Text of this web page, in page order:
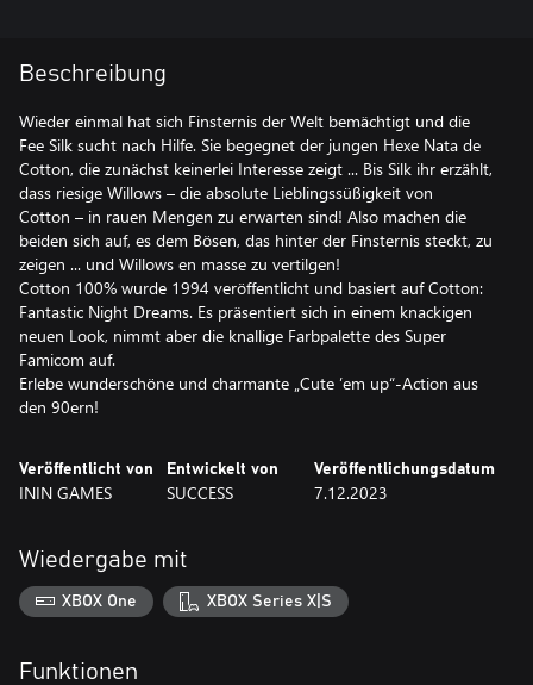
Beschreibung
Wieder einmal hat sich Finsternis der Welt bemächtigt und die
Fee Silk sucht nach Hilfe. Sie begegnet der jungen Hexe Nata de
Cotton, die zunächst keinerlei Interesse zeigt ... Bis Silk ihr erzählt,
dass riesige Willows – die absolute Lieblingssüßigkeit von
Cotton – in rauen Mengen zu erwarten sind! Also machen die
beiden sich auf, es dem Bösen, das hinter der Finsternis steckt, zu
zeigen ... und Willows en masse zu vertilgen!
Cotton 100% wurde 1994 veröffentlicht und basiert auf Cotton:
Fantastic Night Dreams. Es präsentiert sich in einem knackigen
neuen Look, nimmt aber die knallige Farbpalette des Super
Famicom auf.
Erlebe wunderschöne und charmante „Cute ’em up“-Action aus
den 90ern!
Veröffentlicht von
ININ GAMES
Entwickelt von
SUCCESS
Veröffentlichungsdatum
7.12.2023
Wiedergabe mit
XBOX One XBOX Series X|S
Funktionen